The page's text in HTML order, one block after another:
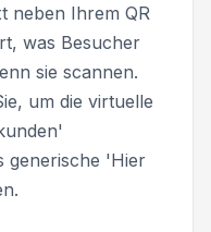
neben Ihrem QR
was Besucher
sie scannen.
um die virtuelle
generische 'Hier